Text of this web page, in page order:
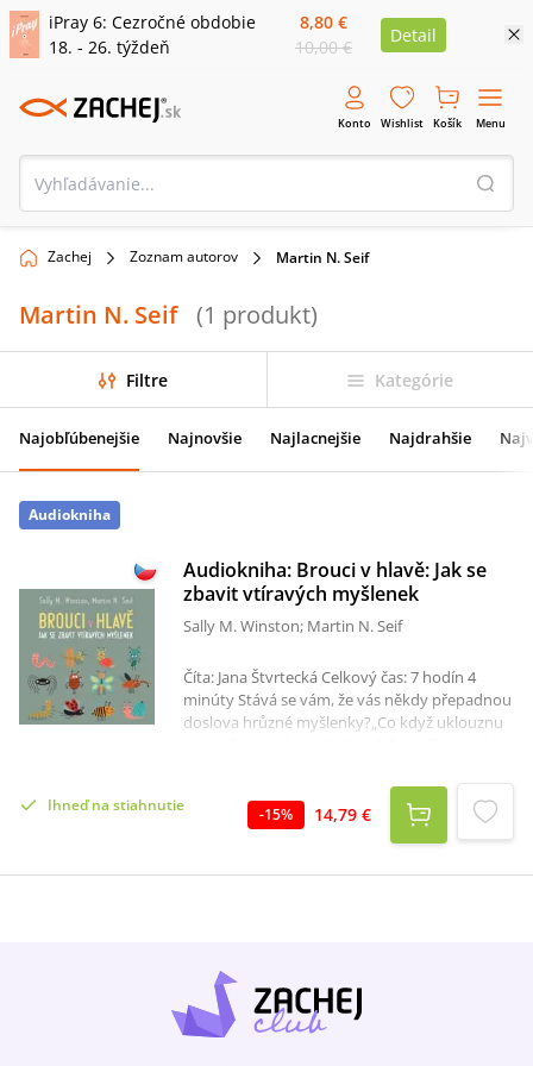
iPray 6: Cezročné obdobie
18. - 26. týždeň
8,80 €
10,00 €
Detail
Konto Wishlist Košík Menu
Zachej Zoznam autorov Martin N. Seif
Martin N. Seif (1 produkt)
Filtre Kategórie
Najobľúbenejšie Najnovšie Najlacnejšie Najdrahšie
Audiokniha
Audiokniha: Brouci v hlavě: Jak se
zbavit vtíravých myšlenek
Sally M. Winston; Martin N. Seif
Číta: Jana Štvrtecká Celkový čas: 7 hodín 4
minúty Stává se vám, že vás někdy přepadnou
doslova hrůzné myšlenky?„Co když uklouznu
zabrání strčit kocoura do mrazáku?“Jsme
špatní, nemožní, ba psychicky nemocní, když
nám čas od času tohle vytane v mysli? Nikoli!
hodní lidé. Jestli vás takové nápady trápí, pak
nesou, a snížit vaši úzkost.Díky této knize
poznáte, že nad vtíravými myšlenkami – těmi
brouky v hlavě – můžete vyhrát.Nahrávka
vznikla podle knihy Sally M. Winstonové &
Ihneď na stiahnutie -15% 14,79 €